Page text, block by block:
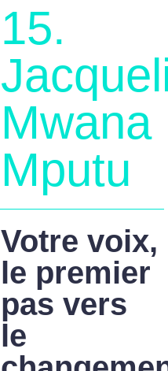
15.
Mwana
Mputu
Votre voix,
le premier
pas vers
le